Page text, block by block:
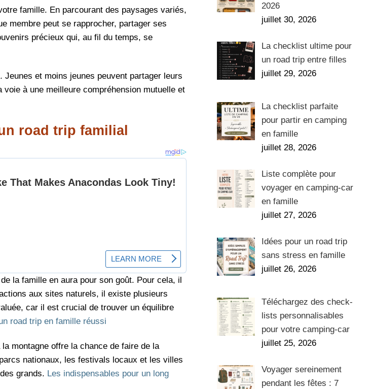
famille. En parcourant des paysages variés,
membre peut se rapprocher, partager ses
précieux qui, au fil du temps, se
Jeunes et moins jeunes peuvent partager leurs
voie à une meilleure compréhension mutuelle et
road trip familial
la famille en aura pour son goût. Pour cela, il
aux sites naturels, il existe plusieurs
car il est crucial de trouver un équilibre
road trip en famille réussi
montagne offre la chance de faire de la
nationaux, les festivals locaux et les villes
grands. Les indispensables pour un long
2026
juillet 30, 2026
La checklist ultime pour
un road trip entre filles
juillet 29, 2026
La checklist parfaite
pour partir en camping
en famille
juillet 28, 2026
Liste complète pour
voyager en camping-car
en famille
juillet 27, 2026
Idées pour un road trip
sans stress en famille
juillet 26, 2026
Téléchargez des check-
lists personnalisables
pour votre camping-car
juillet 25, 2026
Voyager sereinement
pendant les fêtes : 7